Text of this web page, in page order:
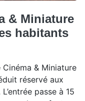
& Miniature
habitants
& Miniature
réservé aux
passe à 15